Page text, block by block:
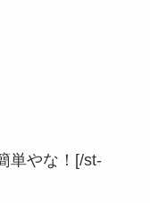
単やな！[/st-